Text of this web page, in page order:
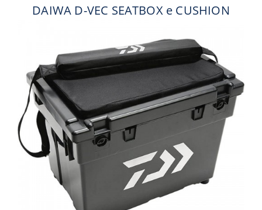
DAIWA D-VEC SEATBOX e CUSHION